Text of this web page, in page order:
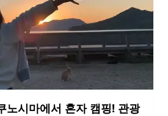
노시마에서 혼자 캠핑! 관광